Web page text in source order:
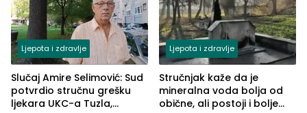
Ljepota i zdravlje
Slučaj Amire Selimović: Sud
potvrdio stručnu grešku
ljekara UKC-a Tuzla,
Ljepota i zdravlje
Stručnjak kaže da je
mineralna voda bolja od
obične, ali postoji i bolje